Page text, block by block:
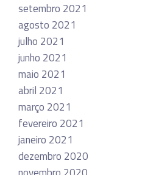
setembro 2021
agosto 2021
julho 2021
junho 2021
maio 2021
abril 2021
março 2021
fevereiro 2021
janeiro 2021
dezembro 2020